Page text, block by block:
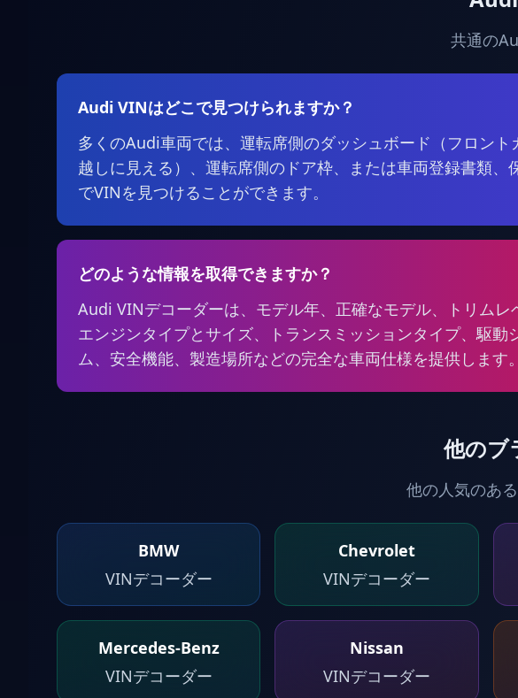
共通の
Audi VINはどこで見つけられますか？
多くのAudi車両では、運転席側のダッシュボード（フロント
越しに見える）、運転席側のドア枠、または車両登録書類、
でVINを見つけることができます。
どのような情報を取得できますか？
Audi VINデコーダーは、モデル年、正確なモデル、トリムレ
エンジンタイプとサイズ、トランスミッションタイプ、駆動
ム、安全機能、製造場所などの完全な車両仕様を提供します。
他のブ
他の人気のあ
BMW
VINデコーダー
Chevrolet
VINデコーダー
Mercedes-Benz
VINデコーダー
Nissan
VINデコーダー